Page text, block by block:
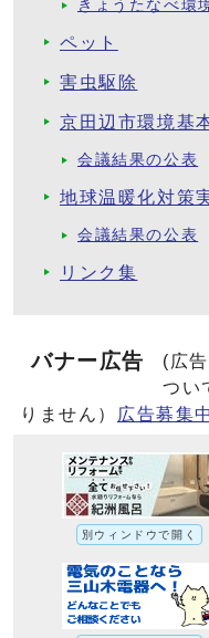
きょうたなべ環
ペット
害虫駆除
京田辺市環境基
会議結果の公表
地球温暖化対策
会議結果の公表
リンク集
バナー広告
(広
つい
りません）
広告募集中
別ウィンドウで開く